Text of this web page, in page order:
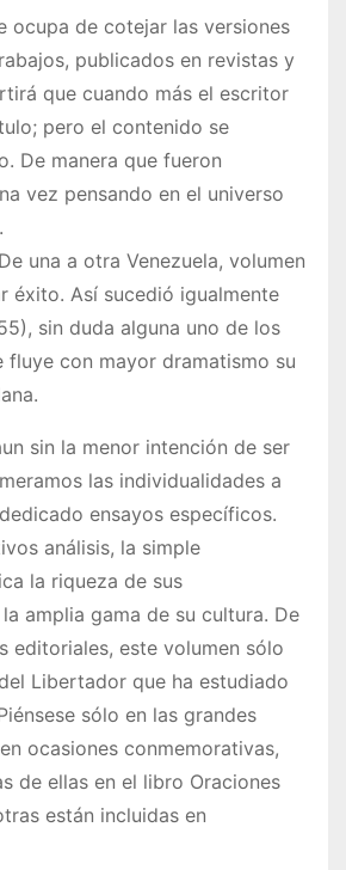
ocupa de cotejar las versiones
publicados en revistas y
que cuando más el escritor
pero el contenido se
De manera que fueron
vez pensando en el universo
una a otra Venezuela, volumen
éxito. Así sucedió igualmente
sin duda alguna uno de los
fluye con mayor dramatismo su
sin la menor intención de ser
las individualidades a
ensayos específicos.
análisis, la simple
la riqueza de sus
amplia gama de su cultura. De
editoriales, este volumen sólo
Libertador que ha estudiado
sólo en las grandes
ocasiones conmemorativas,
de ellas en el libro Oraciones
están incluidas en